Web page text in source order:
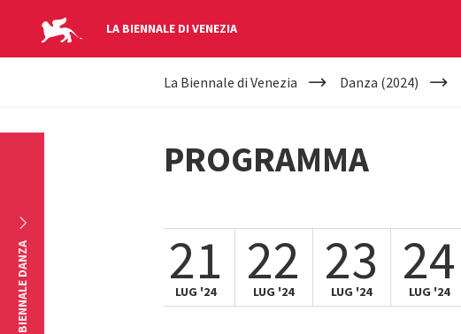
LA BIENNALE DI VENEZIA
YOUR
HERE
La Biennale di Venezia Danza (2024)
PROGRAMMA
19
LUG '24 21
LUG '24 22
LUG '24 23
LUG '24 24
LUG '24
BIENNALE DANZA